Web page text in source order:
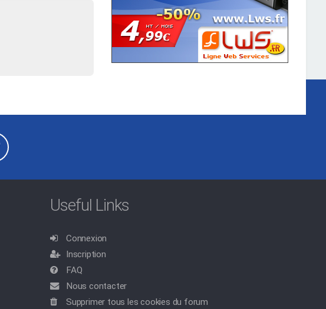
Useful Links
Connexion
Inscription
FAQ
Nous contacter
Supprimer tous les cookies du forum